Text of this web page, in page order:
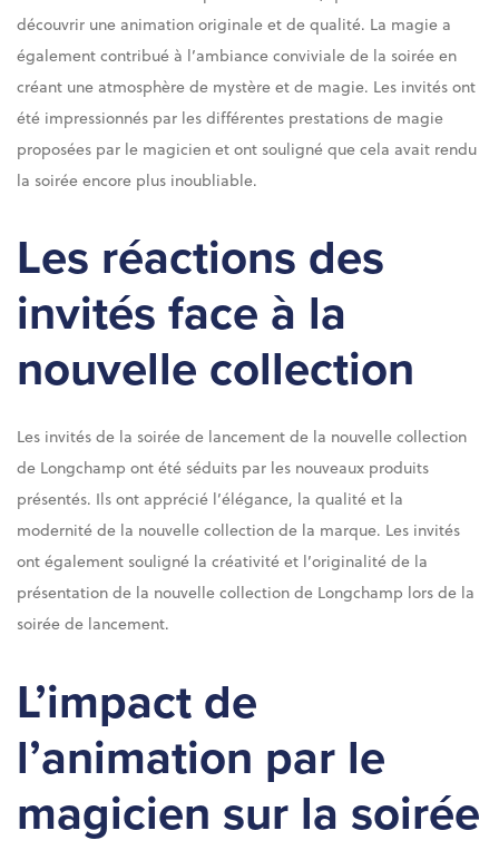
découvrir une animation originale et de qualité. La magie a
également contribué à l’ambiance conviviale de la soirée en
créant une atmosphère de mystère et de magie. Les invités ont
été impressionnés par les différentes prestations de magie
proposées par le magicien et ont souligné que cela avait rendu
la soirée encore plus inoubliable.
Les réactions des
invités face à la
nouvelle collection
Les invités de la soirée de lancement de la nouvelle collection
de Longchamp ont été séduits par les nouveaux produits
présentés. Ils ont apprécié l’élégance, la qualité et la
modernité de la nouvelle collection de la marque. Les invités
ont également souligné la créativité et l’originalité de la
présentation de la nouvelle collection de Longchamp lors de la
soirée de lancement.
L’impact de
l’animation par le
magicien sur la soirée